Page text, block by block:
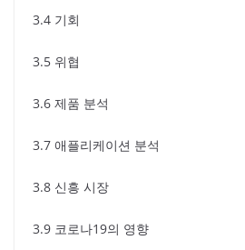
3.4 기회
3.5 위협
3.6 제품 분석
3.7 애플리케이션 분석
3.8 신흥 시장
3.9 코로나19의 영향